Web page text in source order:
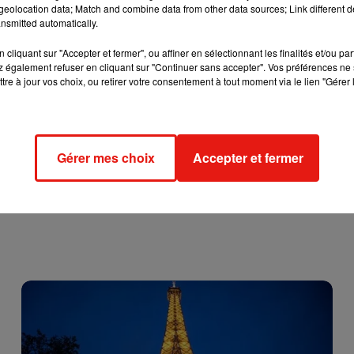
possible de jouer deux ou trois morceaux dans la cour de
amour! Nous souhaitons à cette femme une rapide
au Covid-19. Plus de 42.000 personnes sont déjà
data; Match and combine data from other data sources; Link different
automatically.
cliquant sur "Accepter et fermer", ou affiner en sélectionnant les finalités et/ou
également refuser en cliquant sur "Continuer sans accepter". Vos préférences
à jour vos choix, ou retirer votre consentement à tout moment via le lien
Gérer mes choix Accepter et fermer